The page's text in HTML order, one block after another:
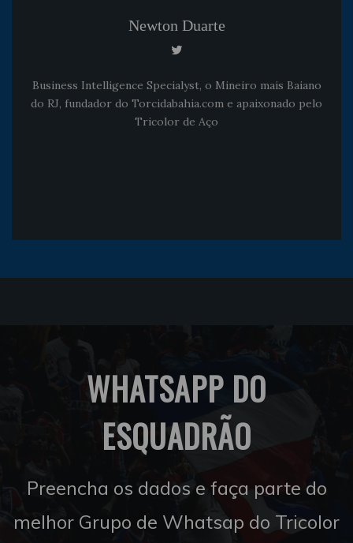
Newton Duarte
Business Intelligence Specialyst, o Mineiro mais Baiano
do RJ, fundador do Torcidabahia.com e apaixonado pelo
Tricolor de Aço
WHATSAPP DO
ESQUADRÃO
Preencha os dados e faça parte do
melhor Grupo de Whatsap do Tricolor